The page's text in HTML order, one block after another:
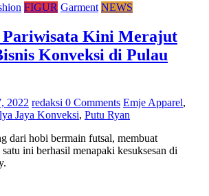
FIGUR Garment NEWS
Kini Merajut
Konveksi di Pulau
2022 redaksi 0 Comments Emje Apparel,
Jaya Konveksi, Putu Ryan
dari hobi bermain futsal, membuat
ini berhasil menapaki kesuksesan di